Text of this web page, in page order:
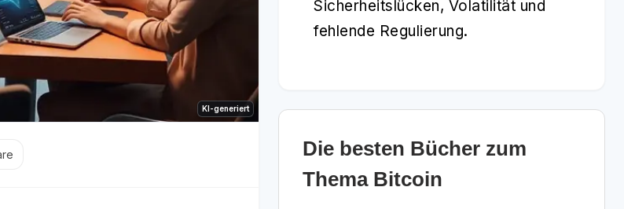
KI-generiert
Sicherheitslücken, Volatilität und
fehlende Regulierung.
Die besten Bücher zum
Thema Bitcoin